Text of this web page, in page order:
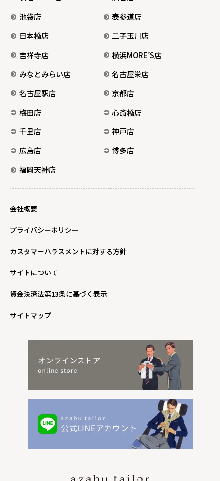
池袋店
表参道店
日本橋店
二子玉川店
吉祥寺店
横浜MORE’S店
みなとみらい店
名古屋栄店
名古屋駅店
京都店
梅田店
心斎橋店
千里店
神戸店
広島店
博多店
福岡天神店
会社概要
プライバシーポリシー
カスタマーハラスメントに対する方針
サイトについて
資金決済法第13条に基づく表示
サイトマップ